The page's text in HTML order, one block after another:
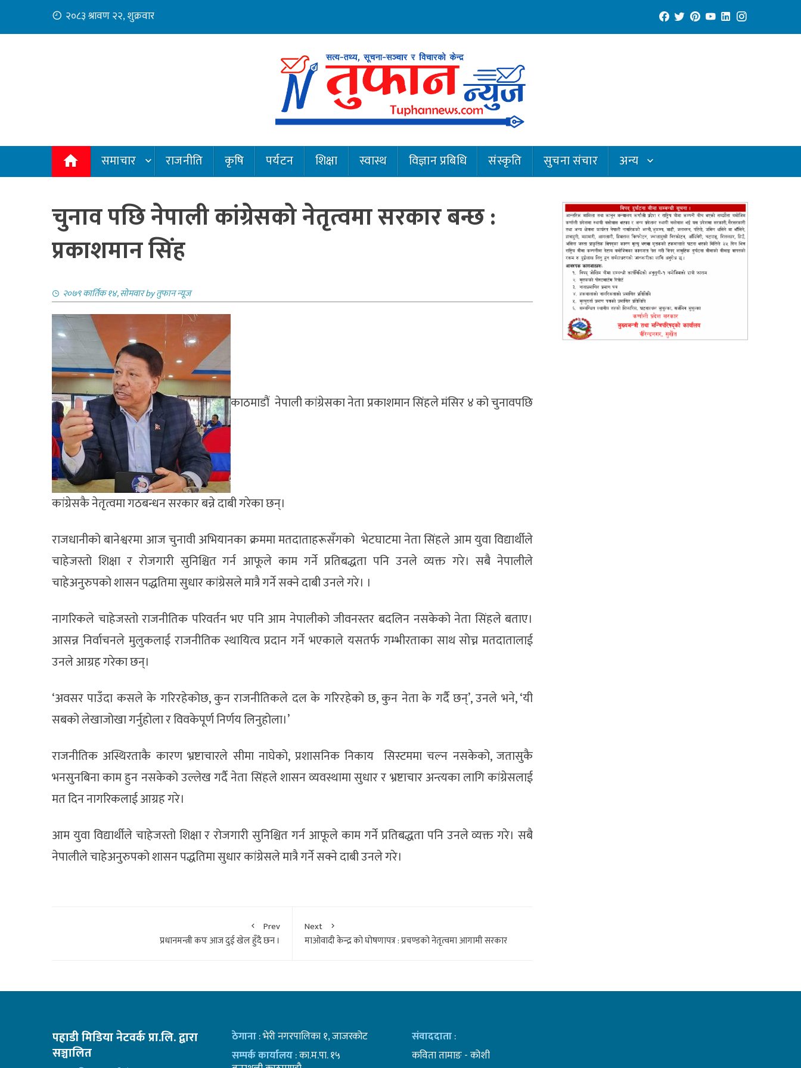
content
२०८३ श्रावण २२, शुक्रवार
समाचार राजनीति कृषि पर्यटन शिक्षा स्वास्थ विज्ञान प्रबिधि संस्कृति सुचना संचार अन्य
चुनाव पछि नेपाली कांग्रेसको नेतृत्वमा सरकार बन्छ :
प्रकाशमान सिंह
२०७९ कार्तिक १४, सोमवारbyतुफान न्यूज
काठमाडौं नेपाली कांग्रेसका नेता प्रकाशमान सिंहले मंसिर ४ को चुनावपछि
कांग्रेसकै नेतृत्वमा गठबन्धन सरकार बन्ने दाबी गरेका छन्।
राजधानीको बानेश्वरमा आज चुनावी अभियानका क्रममा मतदाताहरूसँगको भेटघाटमा नेता सिंहले आम युवा विद्यार्थीले
चाहेजस्तो शिक्षा र रोजगारी सुनिश्चित गर्न आफूले काम गर्ने प्रतिबद्धता पनि उनले व्यक्त गरे। सबै नेपालीले
चाहेअनुरुपको शासन पद्धतिमा सुधार कांग्रेसले मात्रै गर्ने सक्ने दाबी उनले गरे। ।
नागरिकले चाहेजस्तो राजनीतिक परिवर्तन भए पनि आम नेपालीको जीवनस्तर बदलिन नसकेको नेता सिंहले बताए।
आसन्न निर्वाचनले मुलुकलाई राजनीतिक स्थायित्व प्रदान गर्ने भएकाले यसतर्फ गम्भीरताका साथ सोच्न मतदातालाई
उनले आग्रह गरेका छन्।
‘अवसर पाउँदा कसले के गरिरहेकोछ, कुन राजनीतिकले दल के गरिरहेको छ, कुन नेता के गर्दै छन्’, उनले भने, ‘यी
सबको लेखाजोखा गर्नुहोला र विवकेपूर्ण निर्णय लिनुहोला।’
राजनीतिक अस्थिरताकै कारण भ्रष्टाचारले सीमा नाघेको, प्रशासनिक निकाय सिस्टममा चल्न नसकेको, जतासुकै
भनसुनबिना काम हुन नसकेको उल्लेख गर्दै नेता सिंहले शासन व्यवस्थामा सुधार र भ्रष्टाचार अन्त्यका लागि कांग्रेसलाई
मत दिन नागरिकलाई आग्रह गरे।
आम युवा विद्यार्थीले चाहेजस्तो शिक्षा र रोजगारी सुनिश्चित गर्न आफूले काम गर्ने प्रतिबद्धता पनि उनले व्यक्त गरे। सबै
नेपालीले चाहेअनुरुपको शासन पद्धतिमा सुधार कांग्रेसले मात्रै गर्ने सक्ने दाबी उनले गरे।
Prev
प्रधानमन्त्री कपः आज दुई खेल हुँदै छन ।
Next
माओवादी केन्द्र काे घोषणापत्र : प्रचण्डको नेतृत्वमा आगामी सरकार
पहाडी मिडिया नेटवर्क प्रा.लि. द्वारा
सञ्चालित
ठेगाना: भेरी नगरपालिका १, जाजरकोट
सम्पर्क कार्यालय: का.म.पा. १५
संवाददाता:
कविता तामाङ - कोशी